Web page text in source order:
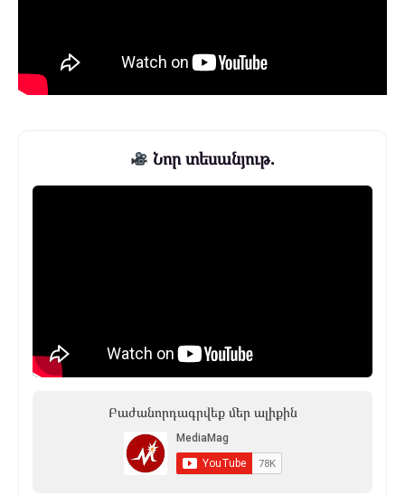
Նոր տեսանյութ.
Բաժանորդագրվեք մեր ալիքին